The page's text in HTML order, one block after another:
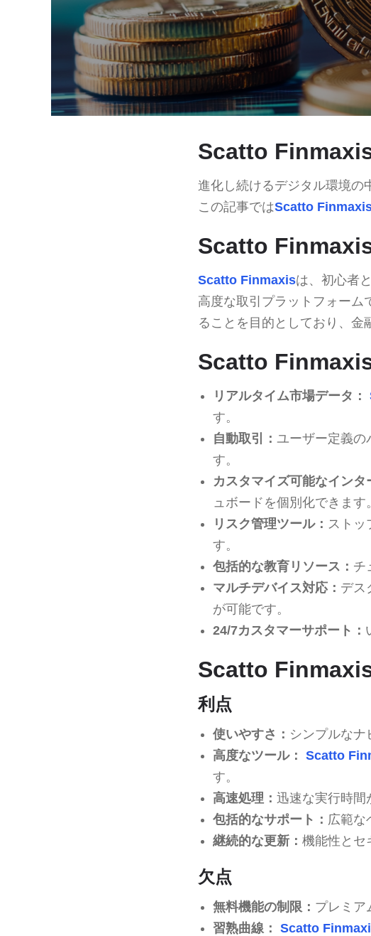
Scatto
進化し続けるデジタル環境の
この記事ではScatto
Scatto
Scatto Finmaxisは、初心者
高度な取引プラットフォーム
ることを目的としており、金
Scatto
リアルタイム市場データ：
す。
自動取引： ユーザー定義の
す。
カスタマイズ可能なインタ
ュボードを個別化できます。
リスク管理ツール： ストッ
す。
包括的な教育リソース： チ
マルチデバイス対応： デス
が可能です。
24/7カスタマーサポート：
Scatto
利点
使いやすさ： シンプルなナ
高度なツール： Scatto
す。
高速処理： 迅速な実行時間
包括的なサポート： 広範な
継続的な更新： 機能性とセ
欠点
無料機能の制限： プレミア
習熟曲線： Scatto